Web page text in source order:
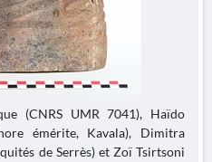
(CNRS UMR 7041), Haïdo
émérite, Kavala), Dimitra
de Serrès) et Zoï Tsirtsoni